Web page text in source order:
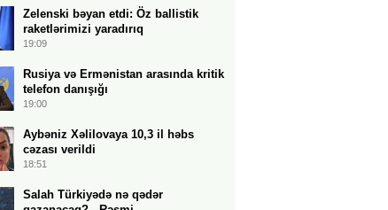
Zelenski bəyan etdi: Öz ballistik
raketlərimizi yaradırıq
19:09
Rusiya və Ermənistan arasında kritik
telefon danışığı
19:00
Aybəniz Xəlilovaya 10,3 il həbs
cəzası verildi
18:51
Salah Türkiyədə nə qədər